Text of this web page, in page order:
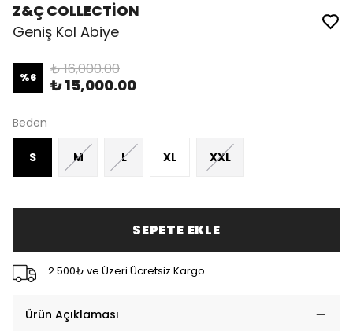
Z&Ç COLLECTİON
Geniş Kol Abiye
%6 ₺ 16,000.00
₺ 15,000.00
Beden
S M L XL XXL
SEPETE EKLE
2.500₺ ve Üzeri Ücretsiz Kargo
Ürün Açıklaması